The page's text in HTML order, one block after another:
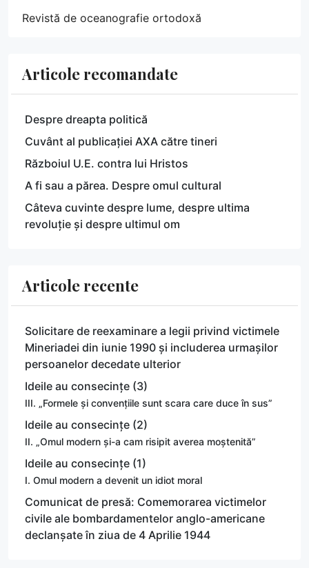
Revistă de oceanografie ortodoxă
Articole recomandate
Despre dreapta politică
Cuvânt al publicației AXA către tineri
Războiul U.E. contra lui Hristos
A fi sau a părea. Despre omul cultural
Câteva cuvinte despre lume, despre ultima
revoluție și despre ultimul om
Articole recente
Solicitare de reexaminare a legii privind victimele
Mineriadei din iunie 1990 și includerea urmașilor
persoanelor decedate ulterior
Ideile au consecințe (3)
III. „Formele și convențiile sunt scara care duce în sus”
Ideile au consecințe (2)
II. „Omul modern și-a cam risipit averea moștenită”
Ideile au consecințe (1)
I. Omul modern a devenit un idiot moral
Comunicat de presă: Comemorarea victimelor
civile ale bombardamentelor anglo-americane
declanșate în ziua de 4 Aprilie 1944